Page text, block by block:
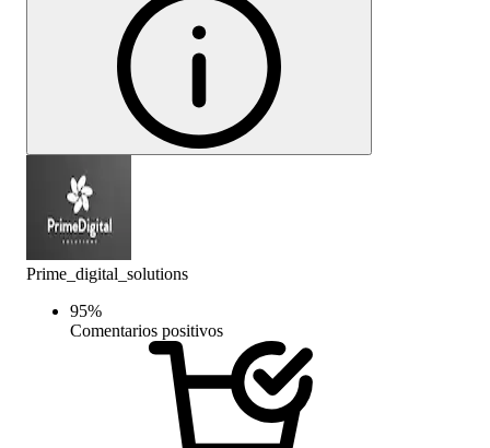
Prime_digital_solutions
95%
Comentarios positivos